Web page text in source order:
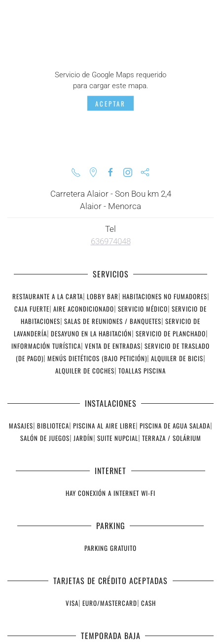
Servicio de Google Maps requerido
para cargar este mapa.
ACEPTAR
Carretera Alaior - Son Bou km 2,4
Alaior - Menorca
Tel
636974048
SERVICIOS
RESTAURANTE A LA CARTA| LOBBY BAR| HABITACIONES NO FUMADORES|
CAJA FUERTE| AIRE ACONDICIONADO| SERVICIO MÉDICO| SERVICIO DE
HABITACIONES| SALAS DE REUNIONES / BANQUETES| SERVICIO DE
LAVANDERÍA| DESAYUNO EN LA HABITACIÓN| SERVICIO DE PLANCHADO|
INFORMACIÓN TURÍSTICA| VENTA DE ENTRADAS| SERVICIO DE TRASLADO
(DE PAGO)| MENÚS DIETÉTICOS (BAJO PETICIÓN)| ALQUILER DE BICIS|
ALQUILER DE COCHES| TOALLAS PISCINA
INSTALACIONES
MASAJES| BIBLIOTECA| PISCINA AL AIRE LIBRE| PISCINA DE AGUA SALADA|
SALÓN DE JUEGOS| JARDÍN| SUITE NUPCIAL| TERRAZA / SOLÁRIUM
INTERNET
HAY CONEXIÓN A INTERNET WI-FI
PARKING
PARKING GRATUITO
TARJETAS DE CRÉDITO ACEPTADAS
VISA| EURO/MASTERCARD| CASH
TEMPORADA BAJA